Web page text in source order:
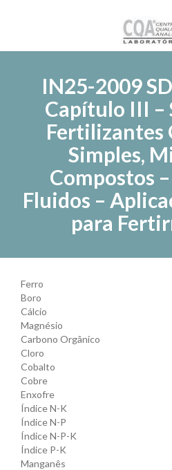
IN25-2009
Capítulo III –
Fertilizantes
Simples,
Compostos
Fluidos –
para
Ferro
Boro
Cálcio
Magnésio
Carbono Orgânico
Cloro
Cobalto
Cobre
Enxofre
Índice N-K
Índice N-P
Índice N-P-K
Índice P-K
Manganês